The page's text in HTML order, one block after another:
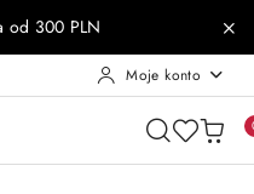
od 300 PLN
Moje konto